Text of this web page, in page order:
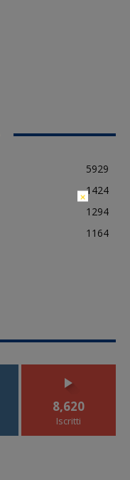
5929
1424
1294
1164
8,620
Iscritti
×